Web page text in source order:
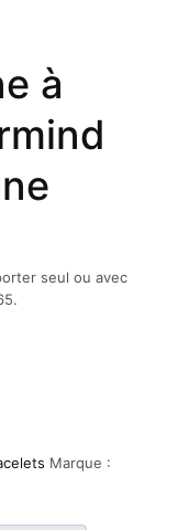
à
seul ou avec
Marque :